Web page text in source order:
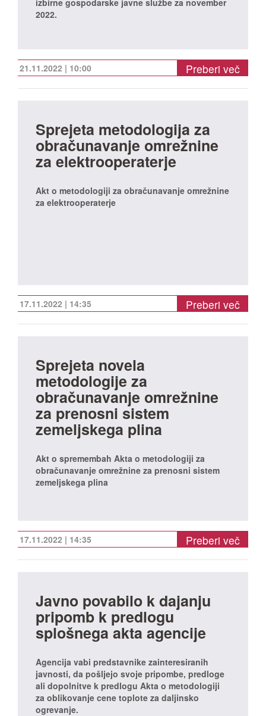
izbirne gospodarske javne službe za november
2022.
21.11.2022 | 10:00 Preberi več
Sprejeta metodologija za
obračunavanje omrežnine
za elektrooperaterje
Akt o metodologiji za obračunavanje omrežnine
za elektrooperaterje
17.11.2022 | 14:35 Preberi več
Sprejeta novela
metodologije za
obračunavanje omrežnine
za prenosni sistem
zemeljskega plina
Akt o spremembah Akta o metodologiji za
obračunavanje omrežnine za prenosni sistem
zemeljskega plina
17.11.2022 | 14:35 Preberi več
Javno povabilo k dajanju
pripomb k predlogu
splošnega akta agencije
Agencija vabi predstavnike zainteresiranih
javnosti, da pošljejo svoje pripombe, predloge
ali dopolnitve k predlogu Akta o metodologiji
za oblikovanje cene toplote za daljinsko
ogrevanje.